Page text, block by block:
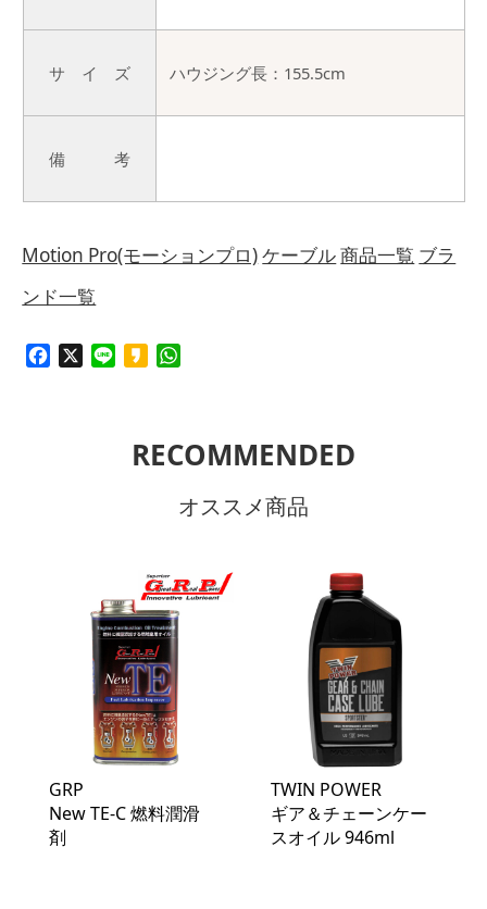
サ イ ズ ハウジング長：155.5cm
備 考
Motion Pro(モーションプロ)ケーブル商品一覧 ブラ
ンド一覧
Facebook Line Kakao
RECOMMENDED
オススメ商品
GRP
New TE-C 燃料潤滑
剤
TWIN POWER
ギア＆チェーンケー
スオイル 946ml